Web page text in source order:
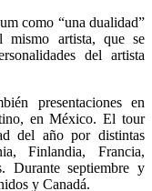
como “una dualidad”
mismo artista, que se
del artista
presentaciones en
en México. El tour
del año por distintas
Finlandia, Francia,
Durante septiembre y
y Canadá.